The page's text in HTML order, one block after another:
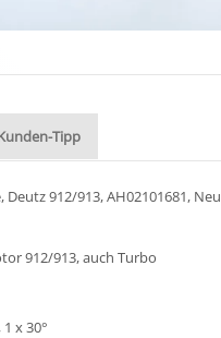
Tipp
912/913, AH02101681, Neu
912/913, auch Turbo
x 30°